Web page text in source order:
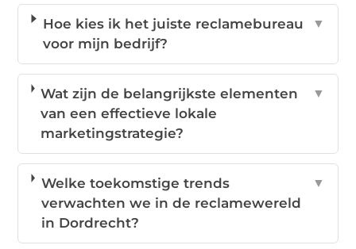
Hoe kies ik het juiste reclamebureau
voor mijn bedrijf?
▼
Wat zijn de belangrijkste elementen
van een effectieve lokale
marketingstrategie?
▼
Welke toekomstige trends
verwachten we in de reclamewereld
in Dordrecht?
▼